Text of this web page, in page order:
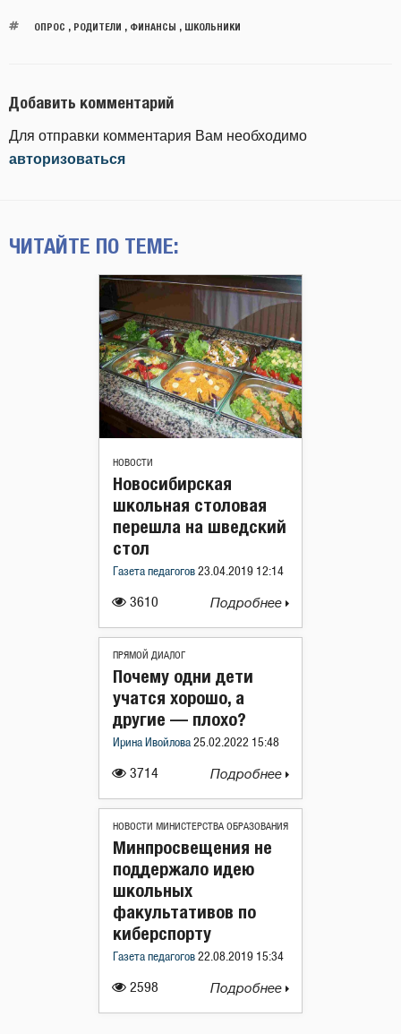
ОПРОС , РОДИТЕЛИ , ФИНАНСЫ , ШКОЛЬНИКИ
Добавить комментарий
Для отправки комментария Вам необходимо
авторизоваться
ЧИТАЙТЕ ПО ТЕМЕ:
НОВОСТИ
3610
Новосибирская
школьная столовая
перешла на шведский
стол
Газета педагогов 23.04.2019 12:14
Подробнее
ПРЯМОЙ ДИАЛОГ
3714
Почему одни дети
учатся хорошо, а
другие — плохо?
Ирина Ивойлова 25.02.2022 15:48
Подробнее
НОВОСТИ МИНИСТЕРСТВА ОБРАЗОВАНИЯ
2598
Минпросвещения не
поддержало идею
школьных
факультативов по
киберспорту
Газета педагогов 22.08.2019 15:34
Подробнее